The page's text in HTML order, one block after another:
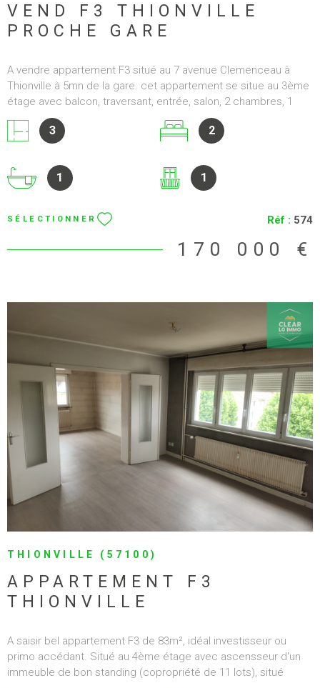
VEND F3 THIONVILLE
PROCHE GARE
A vendre appartement F3 situé au 7 avenue Clemenceau à
Thionville à 5mn de la gare. cet appartement se situe au 3ème
étage avec balcon, traversant, entrée, salon, 2 chambres, 1
cuisine équipée fermée, 1 salle de bain, 1 wc. Prix: 176 000
€uros (honoraires agence à la charge du vendeur). Contact: 06
3 2
1 1
SÉLECTIONNER Réf : 574
170 000 €
THIONVILLE (57100)
APPARTEMENT F3
THIONVILLE
A saisir bel appartement F3 de 83m², idéal investisseur ou
primo accédant. Situé au 4ème étage avec ascensseur d'un
immeuble de bon standing (copropriété de 11 lots), situé
VOIR LE BIEN